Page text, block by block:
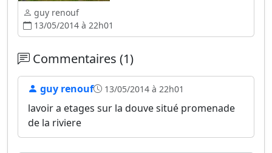
guy renouf
13/05/2014 à 22h01
Commentaires (1)
guy renouf 13/05/2014 à 22h01
lavoir a etages sur la douve situé promenade
de la riviere